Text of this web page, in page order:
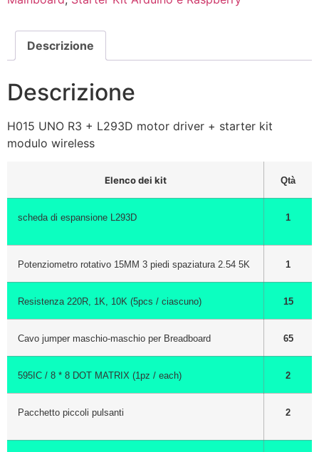
Descrizione
Descrizione
H015 UNO R3 + L293D motor driver + starter kit
modulo wireless
Elenco dei kit Qtà
scheda di espansione L293D 1
Potenziometro rotativo 15MM 3 piedi spaziatura 2.54 5K 1
Resistenza 220R, 1K, 10K (5pcs / ciascuno) 15
Cavo jumper maschio-maschio per Breadboard 65
595IC / 8 * 8 DOT MATRIX (1pz / each) 2
Pacchetto piccoli pulsanti 2